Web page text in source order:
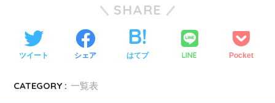
SHARE
ツイート シェア はてブ LINE Pocket
CATEGORY : 一覧表